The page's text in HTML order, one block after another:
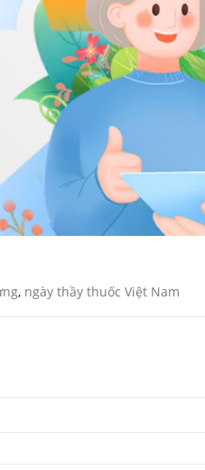
, ngày thầy thuốc Việt Nam